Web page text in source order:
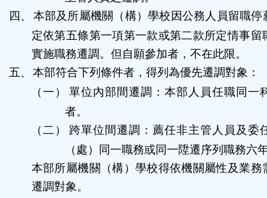
四、
本部及所屬機關（構）學校因公務人員留職停
定依第五條第一項第一款或第二款所定情事留
實施職務遷調。但自願參加者，不在此限。
五、 本部符合下列條件者，得列為優先遷調對象：
（一）
單位內部間遷調：本部人員任職同一
者。
（二）
跨單位間遷調：薦任非主管人員及委
（處）同一職務或同一陞遷序列職務六
本部所屬機關（構）學校得依機關屬性及業務
遷調對象。